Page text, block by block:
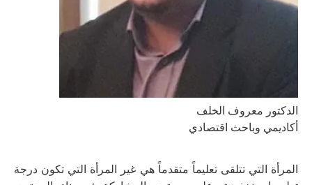
الدكتور معروف الخلف
أكاديمي وباحث اقتصادي
المرأة التي تتلقى تعليماً متقدماً هي غير المرأة التي تكون درجة